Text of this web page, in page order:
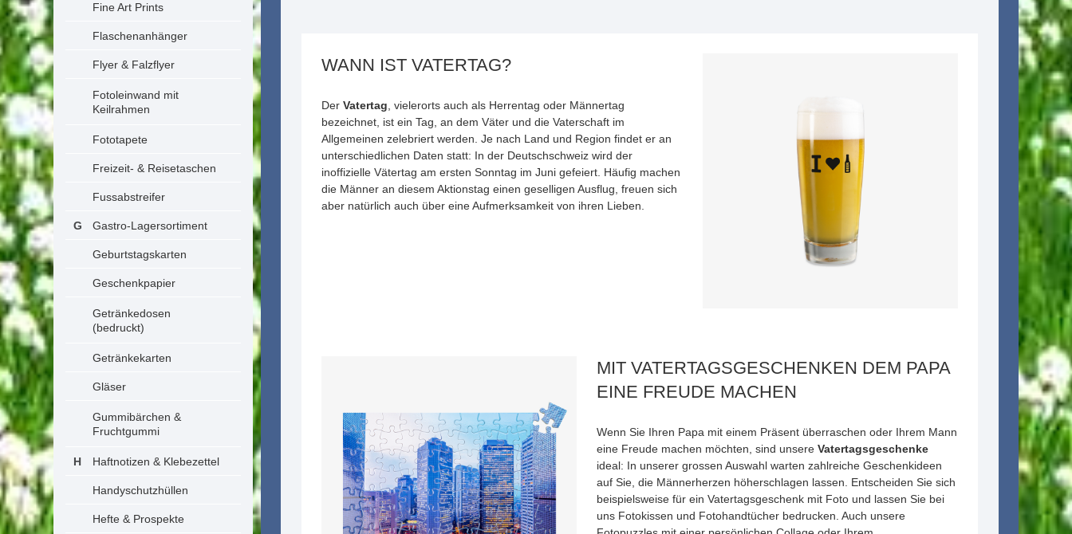
Fine Art Prints
Flaschenanhänger
Flyer & Falzflyer
Fotoleinwand mit
Keilrahmen
Fototapete
Freizeit- & Reisetaschen
Fussabstreifer
Gastro-Lagersortiment
Geburtstagskarten
Geschenkpapier
Getränkedosen
(bedruckt)
Getränkekarten
Gläser
Gummibärchen &
Fruchtgummi
Haftnotizen & Klebezettel
Handyschutzhüllen
Hefte & Prospekte
WANN IST VATERTAG?
Der Vatertag , vielerorts auch als Herrentag oder Männertag
bezeichnet, ist ein Tag, an dem Väter und die Vaterschaft im
Allgemeinen zelebriert werden. Je nach Land und Region findet er an
unterschiedlichen Daten statt: In der Deutschschweiz wird der
inoffizielle Vätertag am ersten Sonntag im Juni gefeiert. Häufig machen
die Männer an diesem Aktionstag einen geselligen Ausflug, freuen sich
aber natürlich auch über eine Aufmerksamkeit von ihren Lieben.
MIT VATERTAGSGESCHENKEN DEM PAPA
EINE FREUDE MACHEN
Wenn Sie Ihren Papa mit einem Präsent überraschen oder Ihrem Mann
eine Freude machen möchten, sind unsere Vatertagsgeschenke
ideal: In unserer grossen Auswahl warten zahlreiche Geschenkideen
auf Sie, die Männerherzen höherschlagen lassen. Entscheiden Sie sich
beispielsweise für ein Vatertagsgeschenk mit Foto und lassen Sie bei
uns Fotokissen und Fotohandtücher bedrucken. Auch unsere